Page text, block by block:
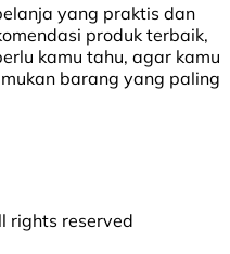
yang praktis dan
produk terbaik,
kamu tahu, agar kamu
barang yang paling
rights reserved